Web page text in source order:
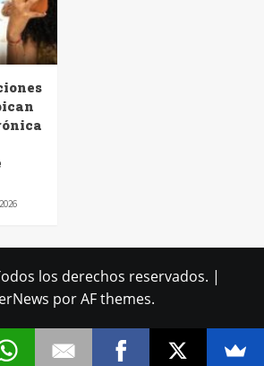
los derechos reservados. |
por AF themes.